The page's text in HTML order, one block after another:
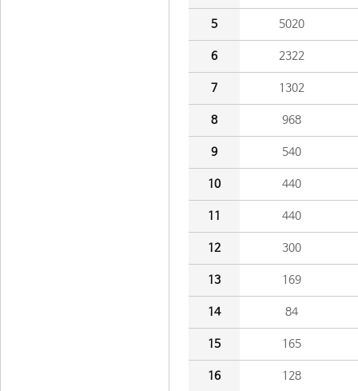
5 5020
6 2322
7 1302
8 968
9 540
10 440
11 440
12 300
13 169
14 84
15 165
16 128